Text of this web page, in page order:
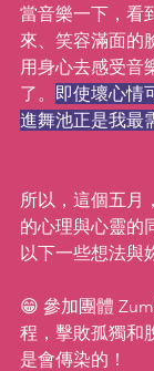
當音樂一下，看
來、笑容滿面的
用身心去感受音
了。 即使壞心情
進舞池正是我最
所以，這個五月
的心理與心靈的
以下一些想法與
😁 參加團體
程，擊敗孤獨和
是會傳染的！